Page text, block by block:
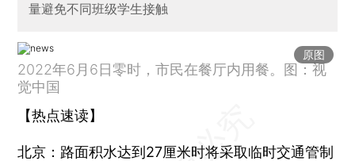
量避免不同班级学生接触
原图
2022年6月6日零时，市民在餐厅内用餐。图：视
觉中国
【热点速读】
北京：路面积水达到27厘米时将采取临时交通管制